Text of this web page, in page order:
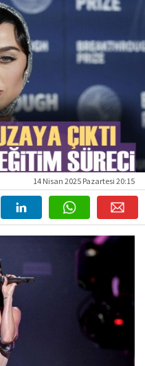
14 Nisan 2025 Pazartesi 20:15